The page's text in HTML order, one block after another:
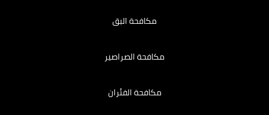
مكافحة البق
مكافحة الصراصير
مكافحة الفئران